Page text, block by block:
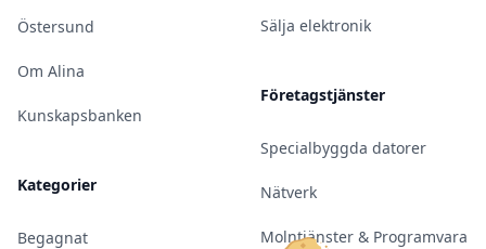
Östersund
Om Alina
Kunskapsbanken
Kategorier
Begagnat
Sälja elektronik
Företagstjänster
Specialbyggda datorer
Nätverk
Molntjänster & Programvara